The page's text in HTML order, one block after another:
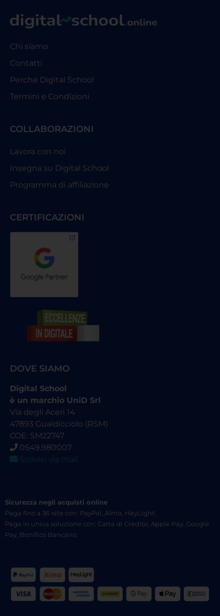
Chi siamo
Contatti
Perché Digital School
Termini e Condizioni
COLLABORAZIONI
Lavora con noi
Insegna su Digital School
Programma di affiliazione
CERTIFICAZIONI
DOVE SIAMO
Digital School
è un marchio UniD Srl
Via degli Aceri 14
47893 Gualdicciolo (RSM)
COE: SM22747
0549.980007
Scrivici via mail
Sicurezza negli acquisti online
Paga fino a 36 rate con: PayPal, Alma, HeyLight.
Paga in unica soluzione con: Carta di Credito, Apple Pay, Google
Pay, Bonifico Bancario.